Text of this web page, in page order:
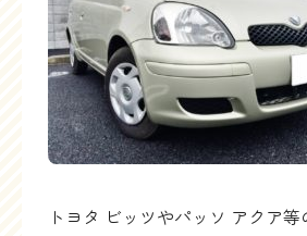
トヨタ ビッツやパッソ アクア